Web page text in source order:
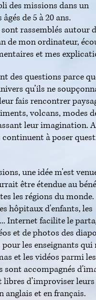
des missions dans un
de 5 à 20 ans.
rassemblés autour
de mon ordinateur,
et mes
des questions parce
qu’ils ne
fais rencontrer
volcans, modes
leur imagination.
à poser
une idée m'est
être étendue au
les régions du monde.
hôpitaux d'enfants, les
Internet facilite le
et de photos des
les enseignants qui
et les vidéos parmi
sont accompagnés
d’improviser leurs
anglais et en français.